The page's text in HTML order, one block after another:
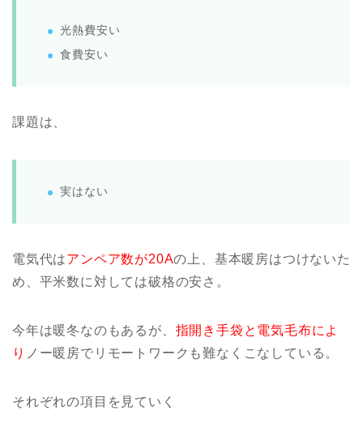
光熱費安い
食費安い
課題は、
実はない
電気代はアンペア数が20Aの上、基本暖房はつけないた
め、平米数に対しては破格の安さ。
今年は暖冬なのもあるが、 指開き手袋と電気毛布によ
り ノー暖房でリモートワークも難なくこなしている。
それぞれの項目を見ていく